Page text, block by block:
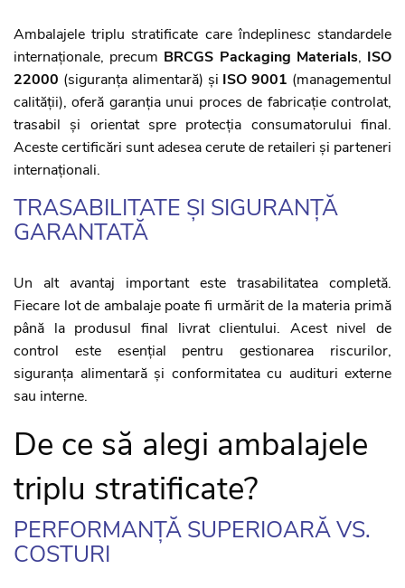
Ambalajele triplu stratificate care îndeplinesc standardele
internaționale, precum BRCGS Packaging Materials, ISO
22000 (siguranța alimentară) și ISO 9001 (managementul
calității), oferă garanția unui proces de fabricație controlat,
trasabil și orientat spre protecția consumatorului final.
Aceste certificări sunt adesea cerute de retaileri și parteneri
internaționali.
TRASABILITATE ȘI SIGURANȚĂ
GARANTATĂ
Un alt avantaj important este trasabilitatea completă.
Fiecare lot de ambalaje poate fi urmărit de la materia primă
până la produsul final livrat clientului. Acest nivel de
control este esențial pentru gestionarea riscurilor,
siguranța alimentară și conformitatea cu audituri externe
sau interne.
De ce să alegi ambalajele
triplu stratificate?
PERFORMANȚĂ SUPERIOARĂ VS.
COSTURI